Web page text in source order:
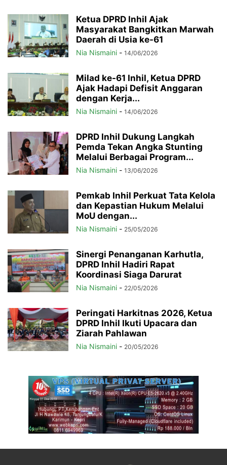
Ketua DPRD Inhil Ajak
Masyarakat Bangkitkan Marwah
Daerah di Usia ke-61
Nia Nismaini - 14/06/2026
Milad ke-61 Inhil, Ketua DPRD
Ajak Hadapi Defisit Anggaran
dengan Kerja...
Nia Nismaini - 14/06/2026
DPRD Inhil Dukung Langkah
Pemda Tekan Angka Stunting
Melalui Berbagai Program...
Nia Nismaini - 13/06/2026
Pemkab Inhil Perkuat Tata Kelola
dan Kepastian Hukum Melalui
MoU dengan...
Nia Nismaini - 25/05/2026
Sinergi Penanganan Karhutla,
DPRD Inhil Hadiri Rapat
Koordinasi Siaga Darurat
Nia Nismaini - 22/05/2026
Peringati Harkitnas 2026, Ketua
DPRD Inhil Ikuti Upacara dan
Ziarah Pahlawan
Nia Nismaini - 20/05/2026